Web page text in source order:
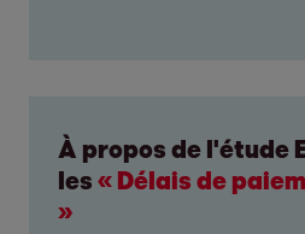
À propos de l'étude
les « Délais de
»